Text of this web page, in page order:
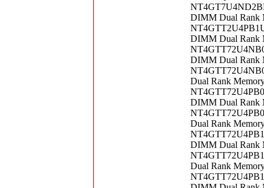
DIMM Dual Rank
DIMM Dual Rank
DIMM Dual Rank
Dual Rank
DIMM Dual Rank
Dual Rank
DIMM Dual Rank
Dual Rank